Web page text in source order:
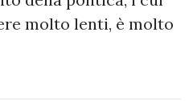
molto lenti, è molto